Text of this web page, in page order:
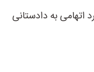
به دادستانی